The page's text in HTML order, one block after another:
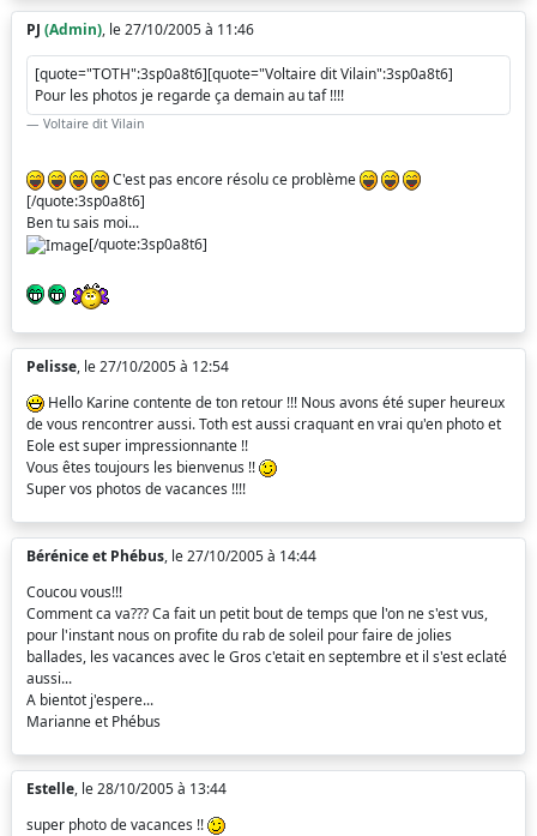
PJ (Admin), le 27/10/2005 à 11:46
[quote="TOTH":3sp0a8t6][quote="Voltaire dit Vilain":3sp0a8t6]
Pour les photos je regarde ça demain au taf !!!!
Voltaire dit Vilain
C'est pas encore résolu ce problème
[/quote:3sp0a8t6]
Ben tu sais moi...
[/quote:3sp0a8t6]
Pelisse, le 27/10/2005 à 12:54
Hello Karine contente de ton retour !!! Nous avons été super heureux
de vous rencontrer aussi. Toth est aussi craquant en vrai qu'en photo et
Eole est super impressionnante !!
Vous êtes toujours les bienvenus !!
Super vos photos de vacances !!!!
Bérénice et Phébus, le 27/10/2005 à 14:44
Coucou vous!!!
Comment ca va??? Ca fait un petit bout de temps que l'on ne s'est vus,
pour l'instant nous on profite du rab de soleil pour faire de jolies
ballades, les vacances avec le Gros c'etait en septembre et il s'est eclaté
aussi...
A bientot j'espere...
Marianne et Phébus
Estelle, le 28/10/2005 à 13:44
super photo de vacances !!